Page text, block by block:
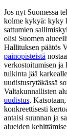
Jos nyt Suomessa
kolme kykyä: kyky
sattumien
olisi Suomen
Hallituksen päätös
painopisteistä
verkostoitumisen ja
tulkinta jää
uudistusrytäkässä
Valtakunnallisten
uudistus.
konkreettisesti
antaisi suunnan ja
alueiden